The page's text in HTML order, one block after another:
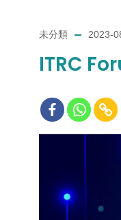
未分類 2023-
ITRC